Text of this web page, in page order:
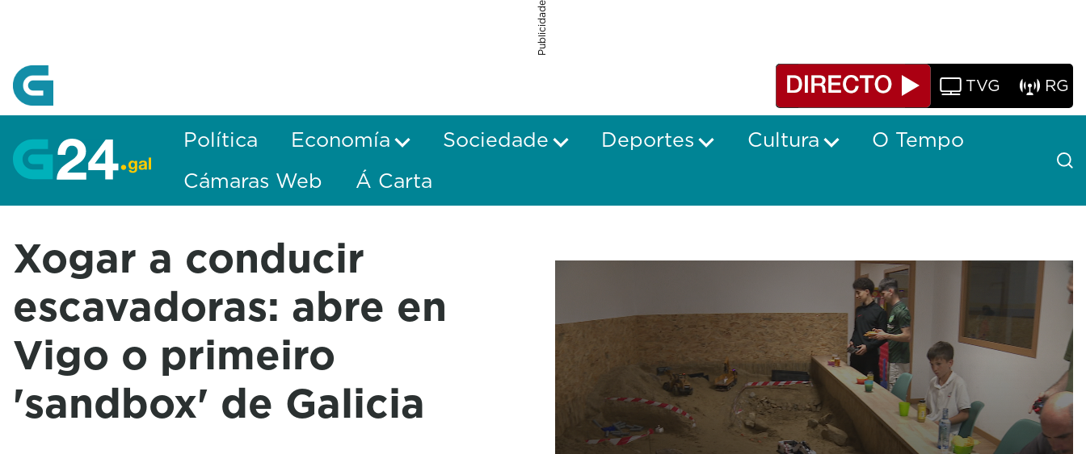
Publicidade
TVG RG
Política Economía Sociedade Deportes Cultura
O Tempo
Cámaras Web
Á Carta
Xogar a conducir
escavadoras: abre en
Vigo o primeiro
'sandbox' de Galicia